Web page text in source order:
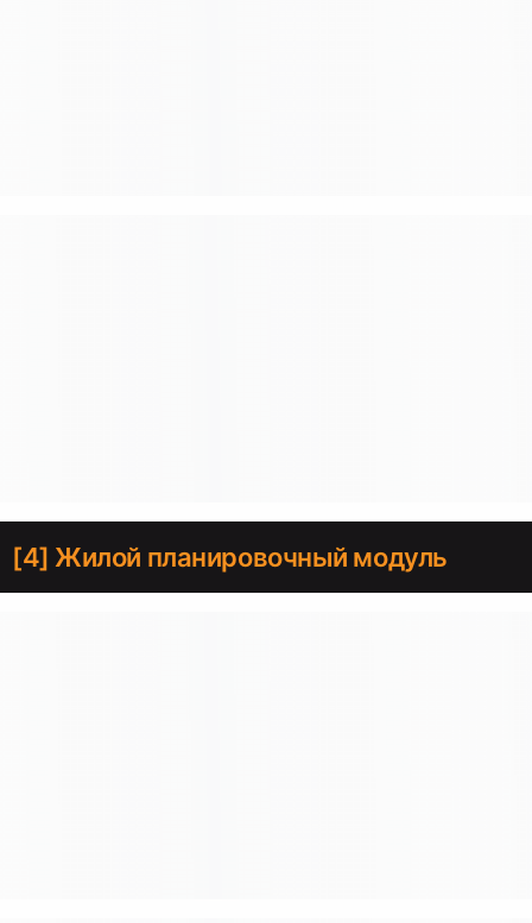
[4] Жилой планировочный модуль